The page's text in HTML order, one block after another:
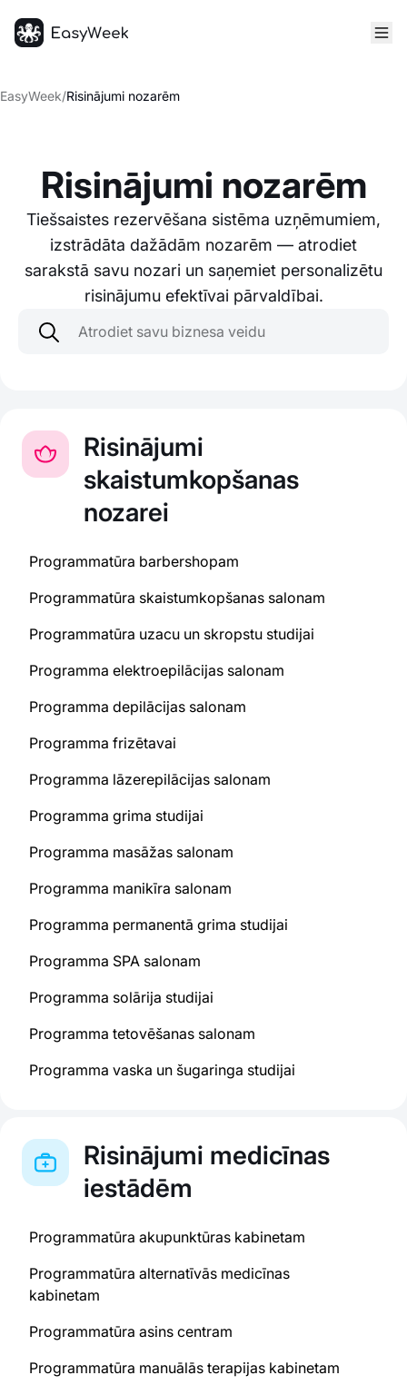
EasyWeek/Risinājumi nozarēm
Risinājumi nozarēm
Tiešsaistes rezervēšana sistēma uzņēmumiem,
izstrādāta dažādām nozarēm — atrodiet
sarakstā savu nozari un saņemiet personalizētu
risinājumu efektīvai pārvaldībai.
Atrodiet savu biznesa veidu
Risinājumi
skaistumkopšanas
nozarei
Programmatūra barbershopam
Programmatūra skaistumkopšanas salonam
Programmatūra uzacu un skropstu studijai
Programma elektroepilācijas salonam
Programma depilācijas salonam
Programma frizētavai
Programma lāzerepilācijas salonam
Programma grima studijai
Programma masāžas salonam
Programma manikīra salonam
Programma permanentā grima studijai
Programma SPA salonam
Programma solārija studijai
Programma tetovēšanas salonam
Programma vaska un šugaringa studijai
Risinājumi medicīnas
iestādēm
Programmatūra akupunktūras kabinetam
Programmatūra alternatīvās medicīnas
kabinetam
Programmatūra asins centram
Programmatūra manuālās terapijas kabinetam